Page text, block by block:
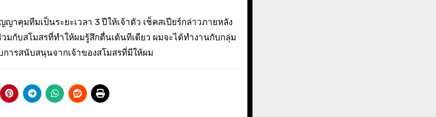
คุมทีมเป็นระยะเวลา 3 ปีให้เจ้าตัว เช็คสเปียร์กล่าวภายหลัง
กับสโมสรที่ทำให้ผมรู้สึกตื่นเต้นทีเดียว ผมจะได้ทำงานกับกลุ่ม
รสนับสนุนจากเจ้าของสโมสรที่มีให้ผม